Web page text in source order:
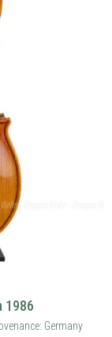
1986
Germany